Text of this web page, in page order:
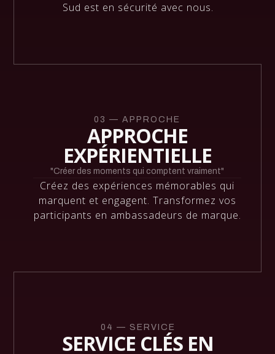
Sud est en sécurité avec nous.
03 — APPROCHE
APPROCHE
EXPÉRIENTIELLE
"Créer des moments qui comptent vraiment"
Créez des expériences mémorables qui
marquent et engagent. Transformez vos
participants en ambassadeurs de marque.
04 — SERVICE
SERVICE CLÉS EN